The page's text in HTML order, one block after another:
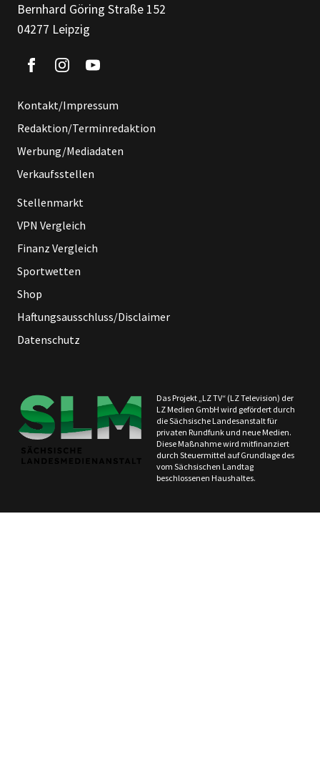
Bernhard Göring Straße 152
04277 Leipzig
Kontakt/Impressum
Redaktion/Terminredaktion
Werbung/Mediadaten
Verkaufsstellen
Stellenmarkt
VPN Vergleich
Finanz Vergleich
Sportwetten
Shop
Haftungsausschluss/Disclaimer
Datenschutz
Das Projekt „LZ TV“ (LZ Television) der
LZ Medien GmbH wird gefördert durch
die Sächsische Landesanstalt für
privaten Rundfunk und neue Medien.
Diese Maßnahme wird mitfinanziert
durch Steuermittel auf Grundlage des
vom Sächsischen Landtag
beschlossenen Haushaltes.